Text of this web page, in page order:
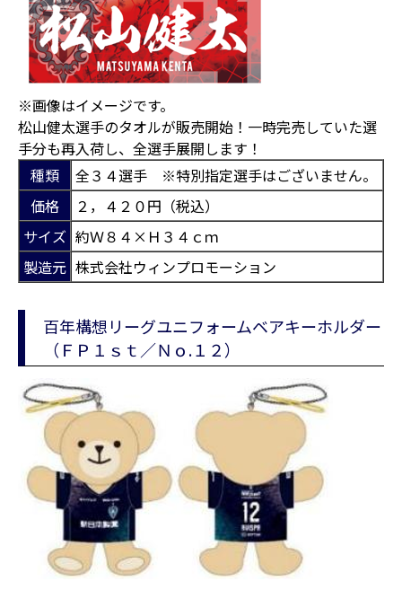
※画像はイメージです。
松山健太選手のタオルが販売開始！一時完売していた選
手分も再入荷し、全選手展開します！
種類
全３４選手 ※特別指定選手はございません。
価格
２，４２０円（税込）
サイズ 約Ｗ８４×Ｈ３４ｃｍ
製造元 株式会社ウィンプロモーション
百年構想リーグユニフォームベアキーホルダー
（ＦＰ１ｓｔ／Ｎｏ.１２）